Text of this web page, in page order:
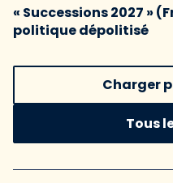
« Successions 2027 »
politique dépolitisé
Charger
Tous